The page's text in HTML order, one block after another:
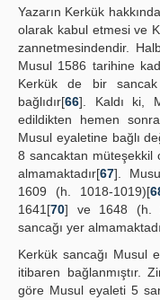
Yazarın Kerkük
olarak kabul etmesi ve
zannetmesindendir.
Musul 1586 tarihine
Kerkük de bir
bağlıdır[66]. Kaldı ki,
edildikten hemen
Musul eyaletine bağlı
8 sancaktan müteşekkil
almamaktadır[67].
1609 (h. 1018-1019)[
1641[70] ve 1648 (h.
sancağı yer
Kerkük sancağı Musul
itibaren bağlanmıştır.
göre Musul eyaleti 5